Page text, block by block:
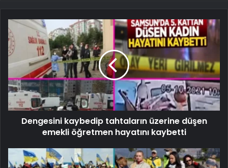
Dengesini kaybedip tahtaların üzerine düşen
emekli öğretmen hayatını kaybetti